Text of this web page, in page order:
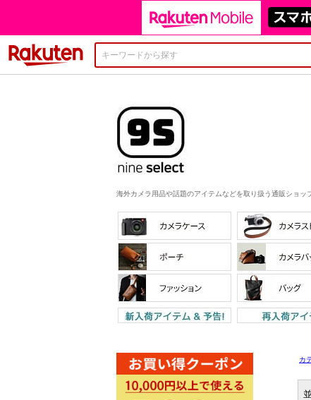
海外カメラ用品や話題のアイテムなどを取り扱う通販ショッ
カ